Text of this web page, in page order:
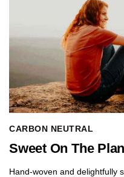
CARBON NEUTRAL
Sweet On The
Hand-woven and delightfully